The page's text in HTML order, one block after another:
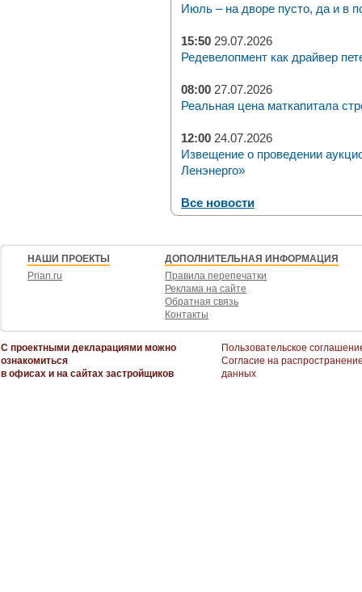
Июль – на дворе пусто, да и в
15:50 29.07.2026
Редевелопмент как драйвер
08:00 27.07.2026
Реальная цена маткапитала
12:00 24.07.2026
Извещение о проведении
Ленэнерго»
Все новости
НАШИ ПРОЕКТЫ
Prian.ru
ДОПОЛНИТЕЛЬНАЯ ИНФОРМАЦИЯ
Правила перепечатки
Реклама на сайте
Обратная связь
Контакты
С проектными декларациями можно
ознакомиться
в офисах и на сайтах застройщиков
Пользовательское
Согласие на
данных